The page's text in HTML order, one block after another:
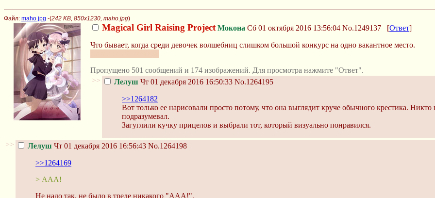
Файл: maho.jpg -(242 KB, 850x1230, maho.jpg)
Magical Girl Raising Project Мокона Сб 01 октября 2016 13:56:04 No.1249137 [Ответ]
Что бывает, когда среди девочек волшебниц слишком большой конкурс на одно вакантное место.
Пропущено 501 сообщений и 174 изображений. Для просмотра нажмите "Ответ".
>>
Лелуш Чт 01 декабря 2016 16:50:33 No.1264195
>>1264182
Вот только ее нарисовали просто потому, что она выглядит круче обычного крестика.
подразумевал.
Загуглили кучку прицелов и выбрали тот, который визуально понравился.
>> Лелуш Чт 01 декабря 2016 16:56:43 No.1264198
>>1264169
> ААА!
Не надо так, не было в треде никакого "ААА!".